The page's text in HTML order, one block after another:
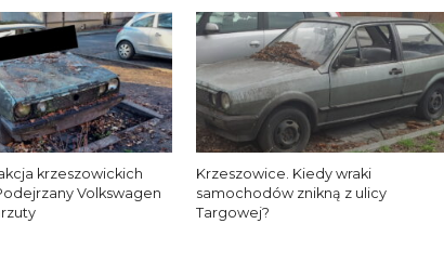
krzeszowickich
Volkswagen
Krzeszowice. Kiedy wraki
samochodów znikną z ulicy
Targowej?